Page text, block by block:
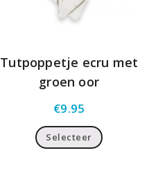
Tutpoppetje ecru met
groen oor
€9.95
Selecteer